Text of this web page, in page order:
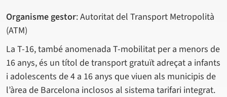
Organisme gestor: Autoritat del Transport Metropolità
(ATM)
La T-16, també anomenada T-mobilitat per a menors de
16 anys, és un títol de transport gratuït adreçat a infants
i adolescents de 4 a 16 anys que viuen als municipis de
l’àrea de Barcelona inclosos al sistema tarifari integrat.